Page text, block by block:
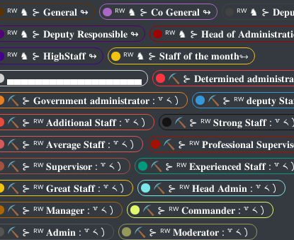
ᴿᵂ ♞ ⊱ 𝐆𝐞𝐧𝐞𝐫𝐚𝐥 ↬
ᴿᵂ ♞ ⊱ 𝐂𝐨 𝐆𝐞𝐧𝐞𝐫𝐚𝐥 ↬
ᴿᵂ ♞ ⊱
ᴿᵂ ♞ ⊱ 𝐃𝐞𝐩𝐮𝐭𝐲 𝐑𝐞𝐬𝐩𝐨𝐧𝐬𝐢𝐛𝐥𝐞 ↬
ᴿᵂ ♞ ⊱ 𝐇𝐞𝐚𝐝 𝐨𝐟
ᴿᵂ ♞ ⊱ 𝐇𝐢𝐠𝐡𝐒𝐭𝐚𝐟𝐟 ↬
ᴿᵂ ♞ ⊱ 𝐒𝐭𝐚𝐟𝐟 𝐨𝐟 𝐭𝐡𝐞 𝐦𝐨𝐧𝐭𝐡↬
▄▄▄▄▄▄▄▄▄▄▄▄▄▄▄▄▄▄▄
⛏︎ ⊱ 𝐃𝐞𝐭𝐞𝐫𝐦𝐢𝐧𝐞𝐝
⛏︎ ⊱ 𝐆𝐨𝐯𝐞𝐫𝐧𝐦𝐞𝐧𝐭 𝐚𝐝𝐦𝐢𝐧𝐢𝐬𝐭𝐫𝐚𝐭𝐨𝐫 : ꒷ ༨㇁
⛏︎ ⊱ ᴿᵂ 𝐝𝐞𝐩𝐮𝐭𝐲
⛏︎ ⊱ ᴿᵂ 𝐀𝐝𝐝𝐢𝐭𝐢𝐨𝐧𝐚𝐥 𝐒𝐭𝐚𝐟𝐟 : ꒷ ༨㇁
⛏︎ ⊱ ᴿᵂ 𝐒𝐭𝐫𝐨𝐧𝐠 𝐒𝐭𝐚𝐟𝐟 : ꒷ ༨㇁
⛏︎ ⊱ ᴿᵂ 𝐀𝐯𝐞𝐫𝐚𝐠𝐞 𝐒𝐭𝐚𝐟𝐟 : ꒷ ༨㇁
⛏︎ ⊱ ᴿᵂ 𝐏𝐫𝐨𝐟𝐞𝐬𝐬𝐢𝐨𝐧𝐚𝐥
⛏︎ ⊱ ᴿᵂ 𝐒𝐮𝐩𝐞𝐫𝐯𝐢𝐬𝐨𝐫 : ꒷ ༨㇁
⛏︎ ⊱ ᴿᵂ 𝐄𝐱𝐩𝐞𝐫𝐢𝐞𝐧𝐜𝐞𝐝 𝐒𝐭𝐚𝐟𝐟 : ꒷ ༨㇁
⛏︎ ⊱ ᴿᵂ 𝐆𝐫𝐞𝐚𝐭 𝐒𝐭𝐚𝐟𝐟 : ꒷ ༨㇁
⛏︎ ⊱ ᴿᵂ 𝐇𝐞𝐚𝐝 𝐀𝐝𝐦𝐢𝐧 : ꒷ ༨㇁
⛏︎ ⊱ ᴿᵂ 𝐌𝐚𝐧𝐚𝐠𝐞𝐫 : ꒷ ༨㇁
⛏︎ ⊱ ᴿᵂ 𝐂𝐨𝐦𝐦𝐚𝐧𝐝𝐞𝐫 : ꒷ ༨㇁
⛏︎ ⊱ ᴿᵂ 𝐀𝐝𝐦𝐢𝐧 : ꒷ ༨㇁
⛏︎ ⊱ ᴿᵂ 𝐌𝐨𝐝𝐞𝐫𝐚𝐭𝐨𝐫 : ꒷ ༨㇁